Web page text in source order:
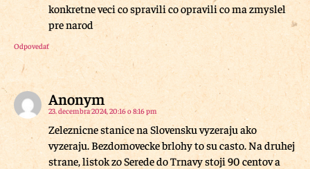
konkretne veci co spravili co opravili co ma zmyslel
pre narod
Odpovedať
Anonym
23. decembra 2024, 20:16 o 8:16 pm
Zeleznicne stanice na Slovensku vyzeraju ako
vyzeraju. Bezdomovecke brlohy to su casto. Na druhej
strane, listok zo Serede do Trnavy stoji 90 centov a